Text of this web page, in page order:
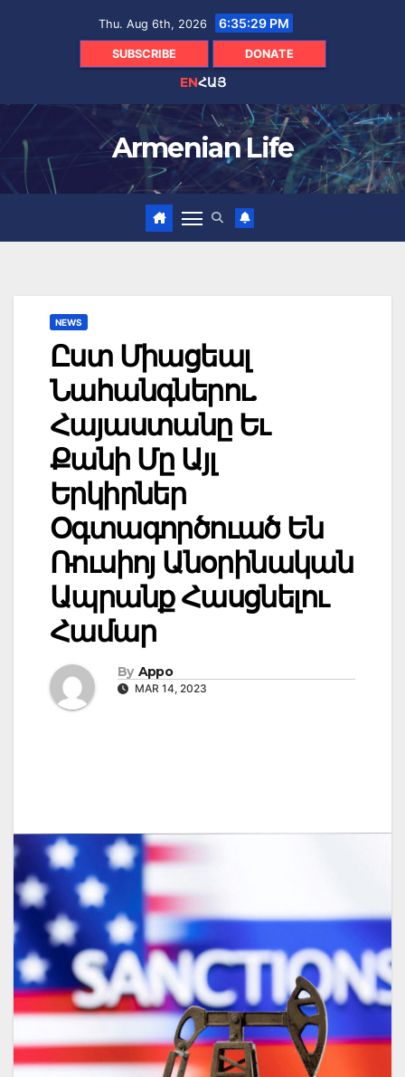
Thu. Aug 6th, 2026 6:35:30 PM
SUBSCRIBE DONATE
ENՀԱՅ
Armenian Life
NEWS
Ըստ Միացեալ
Նահանգներու.
Հայաստանը Եւ
Քանի Մը Այլ
Երկիրներ
Օգտագործուած Են
Ռուսիոյ Անօրինական
Ապրանք Հասցնելու
Համար
By Appo
MAR 14, 2023